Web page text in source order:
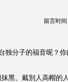
留言时间
独分子的福音呢？
黑、戴別人高帽的